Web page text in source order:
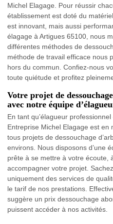
Michel Elagage. Pour réussir
établissement est doté du
est innovant, mais aussi
élagage à Artigues 65100, nous
différentes méthodes de
méthode de travail efficace nous
hors du commun. Confiez-nous
toute quiétude et profitez
Votre projet de
avec notre équipe
En tant qu’élagueur
Entreprise Michel Elagage est en
tous projets de dessouchage
environs. Nous disposons d’une
prête à se mettre à votre écoute,
accompagner votre projet.
uniquement des services de
le tarif de nos prestations.
suggère un prix dessouchage
puissent accéder à nos activités.